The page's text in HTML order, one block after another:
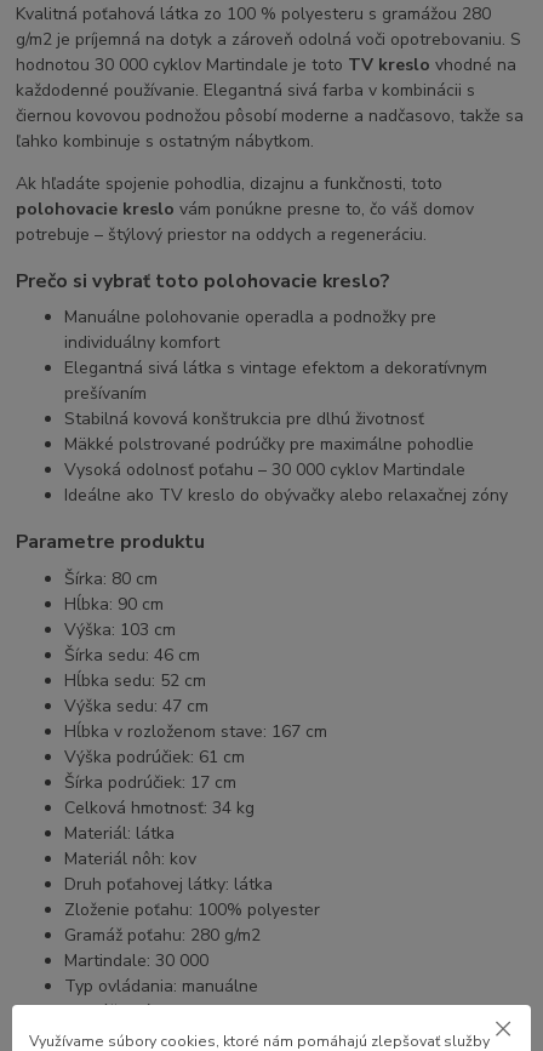
Kvalitná poťahová látka zo 100 % polyesteru s gramážou 280
g/m2 je príjemná na dotyk a zároveň odolná voči opotrebovaniu. S
hodnotou 30 000 cyklov Martindale je toto TV kreslo vhodné na
každodenné používanie. Elegantná sivá farba v kombinácii s
čiernou kovovou podnožou pôsobí moderne a nadčasovo, takže sa
ľahko kombinuje s ostatným nábytkom.
Ak hľadáte spojenie pohodlia, dizajnu a funkčnosti, toto
polohovacie kreslo vám ponúkne presne to, čo váš domov
potrebuje – štýlový priestor na oddych a regeneráciu.
Prečo si vybrať toto polohovacie kreslo?
Manuálne polohovanie operadla a podnožky pre
individuálny komfort
Elegantná sivá látka s vintage efektom a dekoratívnym
prešívaním
Stabilná kovová konštrukcia pre dlhú životnosť
Mäkké polstrované podrúčky pre maximálne pohodlie
Vysoká odolnosť poťahu – 30 000 cyklov Martindale
Ideálne ako TV kreslo do obývačky alebo relaxačnej zóny
Parametre produktu
Šírka: 80 cm
Hĺbka: 90 cm
Výška: 103 cm
Šírka sedu: 46 cm
Hĺbka sedu: 52 cm
Výška sedu: 47 cm
Hĺbka v rozloženom stave: 167 cm
Výška podrúčiek: 61 cm
Šírka podrúčiek: 17 cm
Celková hmotnosť: 34 kg
Materiál: látka
Materiál nôh: kov
Druh poťahovej látky: látka
Zloženie poťahu: 100% polyester
Gramáž poťahu: 280 g/m2
Martindale: 30 000
Typ ovládania: manuálne
Podrúčky: áno
Demontované: áno
Využívame súbory cookies, ktoré nám pomáhajú zlepšovať služby